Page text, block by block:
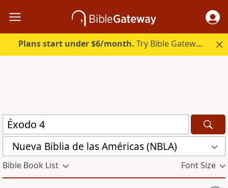
Plans start under $6/month. Try Bible Gateway Plus.
Nueva Biblia de las Américas (NBLA)
Bible Book List Font Size